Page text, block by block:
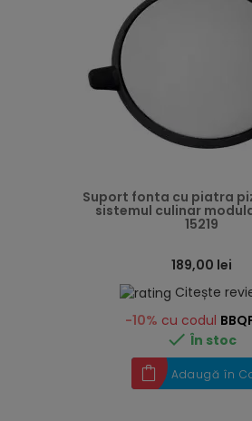
Suport fonta cu piatra
sistemul culinar
15219
189,00 lei
Citește
-10% cu codul
 În stoc
Adaugă în